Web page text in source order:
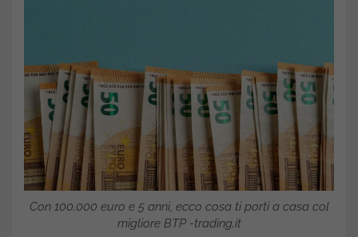
Con 100.000 euro e 5 anni, ecco cosa ti porti a casa col
migliore BTP -trading.it